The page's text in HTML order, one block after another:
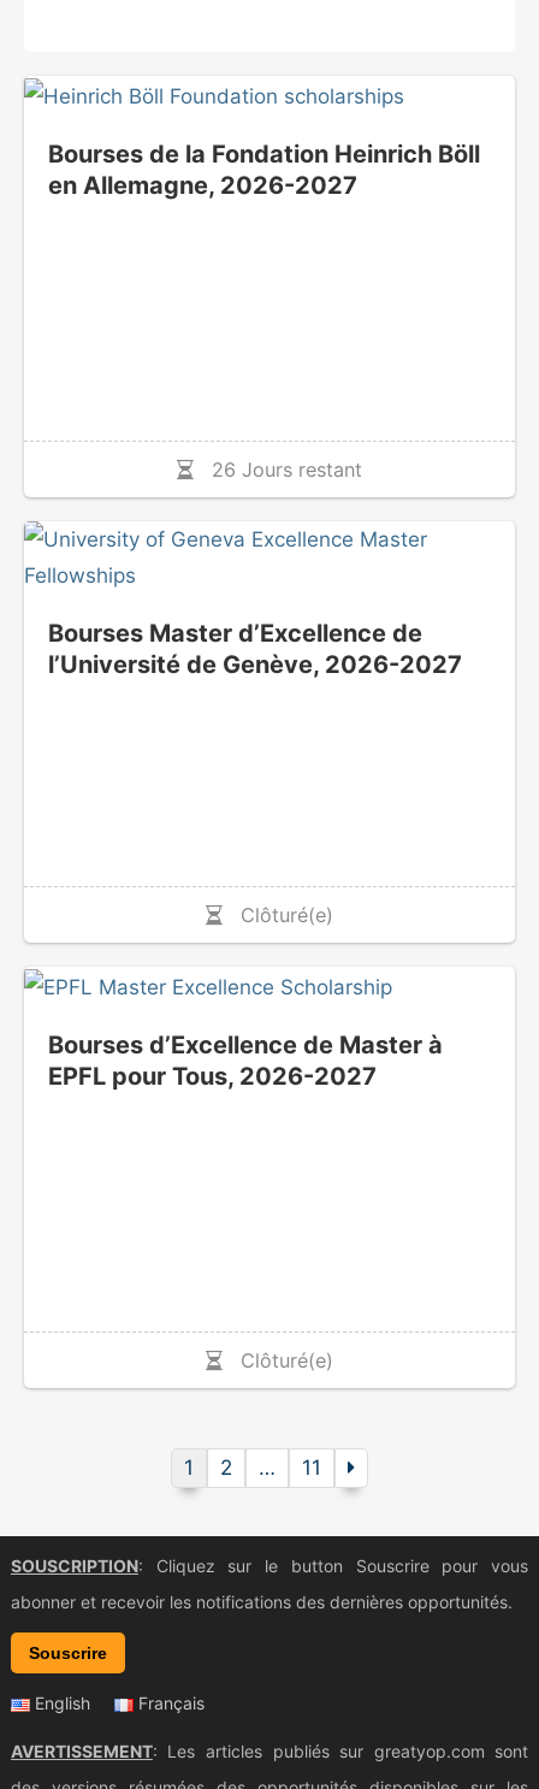
Bourses de la Fondation Heinrich Böll
en Allemagne, 2026-2027
26 Jours restant
Bourses Master d’Excellence de
l’Université de Genève, 2026-2027
Clôturé(e)
Bourses d’Excellence de Master à
EPFL pour Tous, 2026-2027
Clôturé(e)
1 2 … 11
SOUSCRIPTION: Cliquez sur le button Souscrire pour vous
abonner et recevoir les notifications des dernières opportunités.
Souscrire
English Français
AVERTISSEMENT: Les articles publiés sur greatyop.com sont